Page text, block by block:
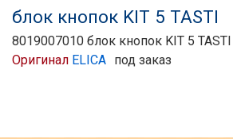
блок кнопок KIT 5 TASTI
8019007010 блок кнопок KIT 5 TASTI
Оригинал ELICA под заказ